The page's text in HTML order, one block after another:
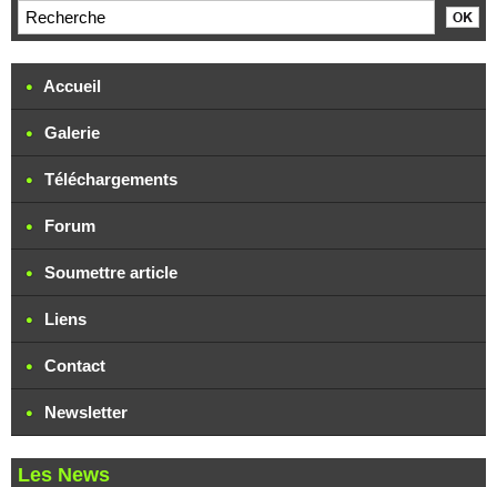
Accueil
Galerie
Téléchargements
Forum
Soumettre article
Liens
Contact
Newsletter
Les News